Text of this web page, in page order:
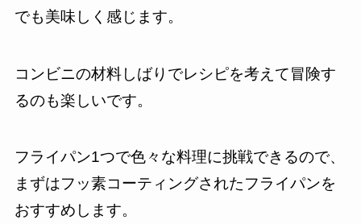
でも美味しく感じます。
コンビニの材料しばりでレシピを考えて冒険す
るのも楽しいです。
フライパン1つで色々な料理に挑戦できるので、
まずはフッ素コーティングされたフライパンを
おすすめします。